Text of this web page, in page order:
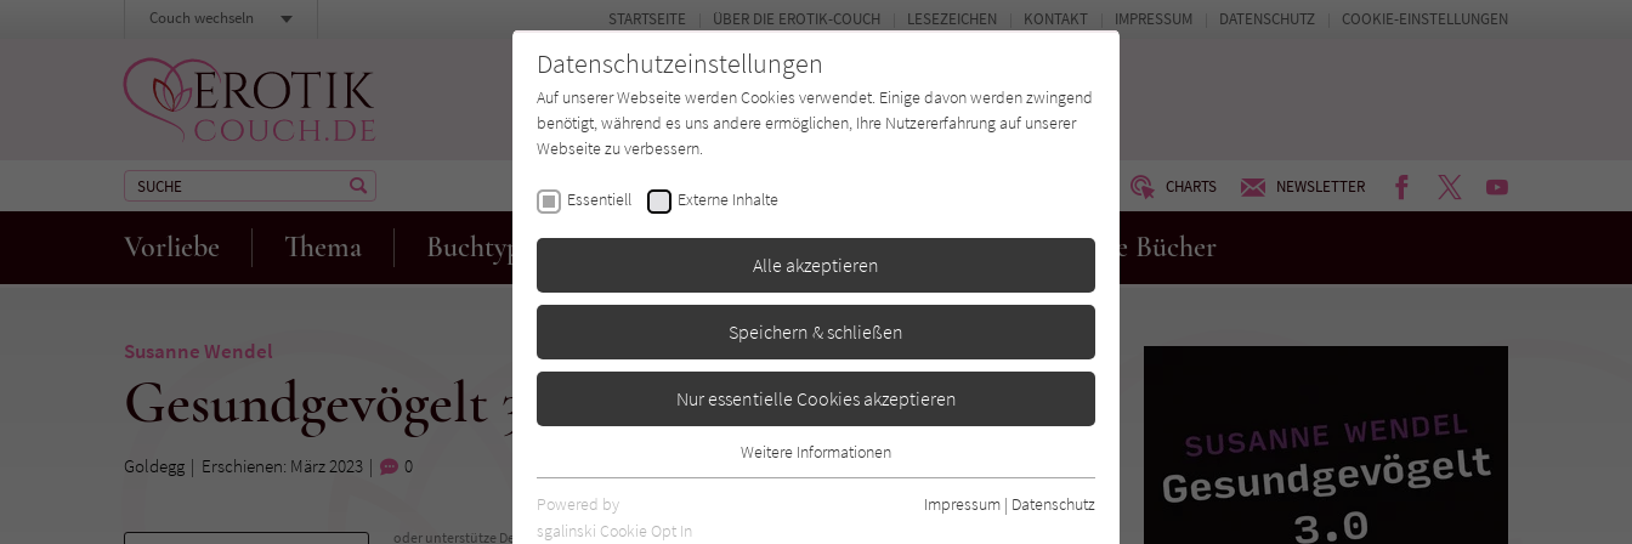
CHARTS NEWSLETTER FACEBOOKTWITTERYOUTUBE
Vorliebe Thema Buchtyp Autor*in Verlage Magazin Neue Bücher
STARTSEITE ÜBER DIE EROTIK-COUCH LESEZEICHEN KONTAKT IMPRESSUM DATENSCHUTZ COOKIE-EINSTELLUNGEN
Couch wechseln
Susanne Wendel
Gesundgevögelt 3.0
Goldegg Erschienen: März 2023 0
oder unterstütze Deinen
Datenschutzeinstellungen
Auf unserer Webseite werden Cookies verwendet. Einige davon werden zwingend
benötigt, während es uns andere ermöglichen, Ihre Nutzererfahrung auf unserer
Webseite zu verbessern.
Essentiell Externe Inhalte
Alle akzeptieren
Speichern & schließen
Nur essentielle Cookies akzeptieren
Essentielle Cookies werden für grundlegende Funktionen der Webseite
benötigt. Dadurch ist gewährleistet, dass die Webseite einwandfrei
Weitere Informationen
Powered by
sgalinski Cookie Opt In
Impressum | Datenschutz